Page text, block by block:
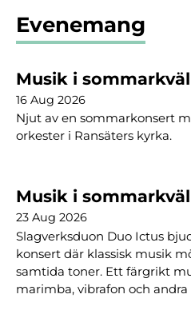
Evenemang
Musik i
16 Aug 2026
Njut av en sommarkonsert
orkester i Ransäters kyrka.
Musik i
23 Aug 2026
Slagverksduon Duo Ictus
konsert där klassisk musik
samtida toner. Ett färgrikt
marimba, vibrafon och andra